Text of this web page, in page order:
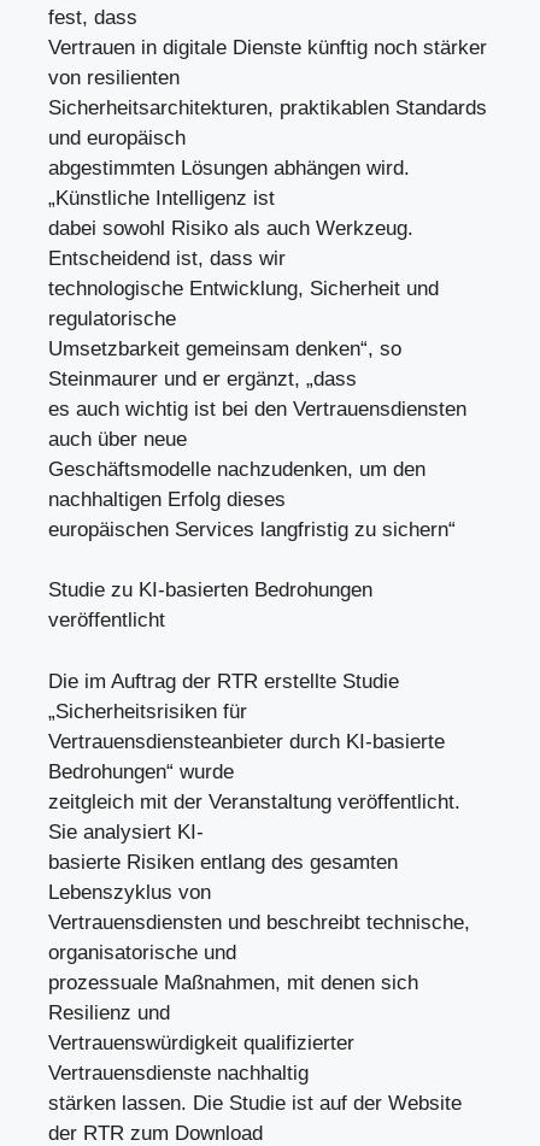
fest, dass
Vertrauen in digitale Dienste künftig noch stärker
von resilienten
Sicherheitsarchitekturen, praktikablen Standards
und europäisch
abgestimmten Lösungen abhängen wird.
„Künstliche Intelligenz ist
dabei sowohl Risiko als auch Werkzeug.
Entscheidend ist, dass wir
technologische Entwicklung, Sicherheit und
regulatorische
Umsetzbarkeit gemeinsam denken“, so
Steinmaurer und er ergänzt, „dass
es auch wichtig ist bei den Vertrauensdiensten
auch über neue
Geschäftsmodelle nachzudenken, um den
nachhaltigen Erfolg dieses
europäischen Services langfristig zu sichern“
Studie zu KI-basierten Bedrohungen
veröffentlicht
Die im Auftrag der RTR erstellte Studie
„Sicherheitsrisiken für
Vertrauensdiensteanbieter durch KI-basierte
Bedrohungen“ wurde
zeitgleich mit der Veranstaltung veröffentlicht.
Sie analysiert KI-
basierte Risiken entlang des gesamten
Lebenszyklus von
Vertrauensdiensten und beschreibt technische,
organisatorische und
prozessuale Maßnahmen, mit denen sich
Resilienz und
Vertrauenswürdigkeit qualifizierter
Vertrauensdienste nachhaltig
stärken lassen. Die Studie ist auf der Website
der RTR zum Download